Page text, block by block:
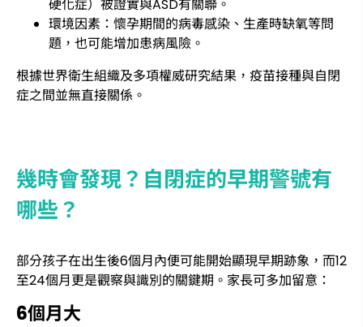
硬化症）被證實與ASD有關聯。
環境因素：懷孕期間的病毒感染、生產時缺氧等問
題，也可能增加患病風險。
根據世界衛生組織及多項權威研究結果，疫苗接種與自閉
症之間並無直接關係。
幾時會發現？自閉症的早期警號有
哪些？
部分孩子在出生後6個月內便可能開始顯現早期跡象，而12
至24個月更是觀察與識別的關鍵期。家長可多加留意：
6個月大